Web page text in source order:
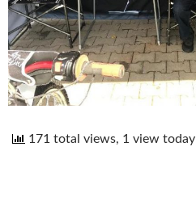
171 total views, 1 view today